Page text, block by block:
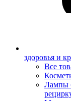
здоровья и
Все
Лампы